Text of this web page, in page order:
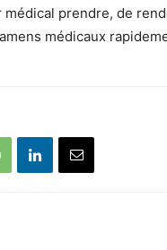
médical prendre, de
médicaux